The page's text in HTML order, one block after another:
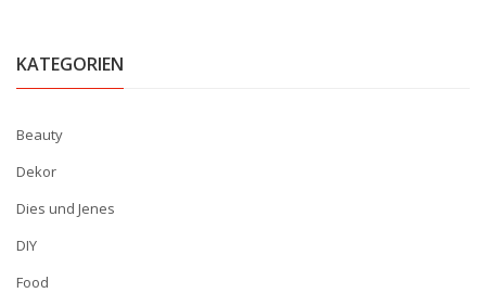
KATEGORIEN
Beauty
Dekor
Dies und Jenes
DIY
Food